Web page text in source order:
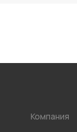
Компания